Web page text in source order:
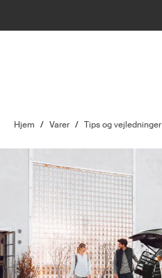
Hjem / Varer / Tips og vejledninger